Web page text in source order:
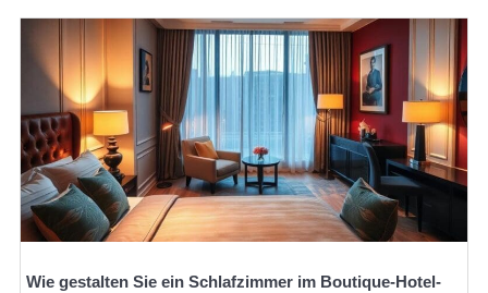
Wie gestalten Sie ein Schlafzimmer im Boutique-Hotel-